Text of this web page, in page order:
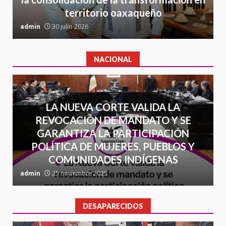
22 junio 2026
territorio oaxaqueño
admin 30 julio 2026
NACIONAL
LA NUEVA CORTE VALIDA LA
REVOCACIÓN DE MANDATO Y SE
GARANTIZA LA PARTICIPACIÓN
POLÍTICA DE MUJERES, PUEBLOS Y
COMUNIDADES INDÍGENAS
admin 25 noviembre 2025
DESAPARECIDOS